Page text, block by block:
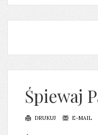
Śpiewaj
DRUKUJ E-MAIL